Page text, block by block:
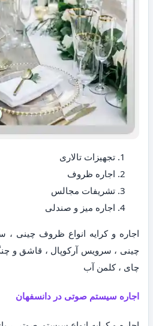
تجهیزات تالاری
اجاره ظروف
تشریفات مجالس
اجاره میز و صندلی
اجاره و کرایه انواع ظروف
چینی ، سرویس آرکوپال ، قاشق و
چای ، کلمن آب
اجاره سیستم صوتی در دانسفهان